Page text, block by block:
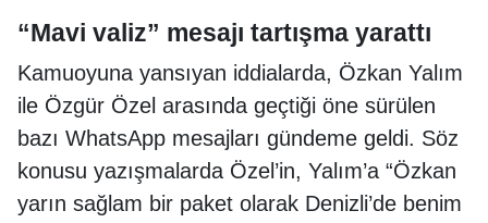
“Mavi valiz” mesajı tartışma yarattı
Kamuoyuna yansıyan iddialarda, Özkan Yalım
ile Özgür Özel arasında geçtiği öne sürülen
bazı WhatsApp mesajları gündeme geldi. Söz
konusu yazışmalarda Özel’in, Yalım’a “Özkan
yarın sağlam bir paket olarak Denizli’de benim